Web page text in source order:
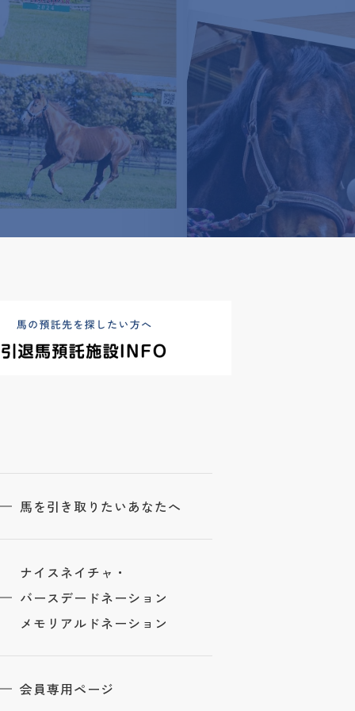
馬を引き取りたいあなたへ
ナイスネイチャ・
バースデードネーション
メモリアルドネーション
会員専用ページ